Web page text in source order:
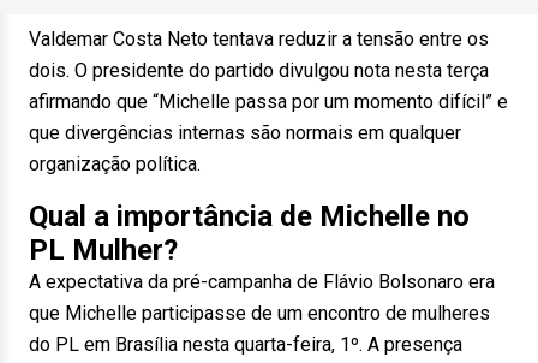
Valdemar Costa Neto tentava reduzir a tensão entre os
dois. O presidente do partido divulgou nota nesta terça
afirmando que “Michelle passa por um momento difícil” e
que divergências internas são normais em qualquer
organização política.
Qual a importância de Michelle no
PL Mulher?
A expectativa da pré-campanha de Flávio Bolsonaro era
que Michelle participasse de um encontro de mulheres
do PL em Brasília nesta quarta-feira, 1º. A presença